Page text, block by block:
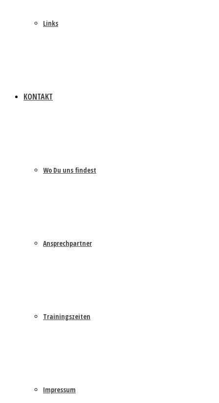
Links
KONTAKT
Wo Du uns findest
Ansprechpartner
Trainingszeiten
Impressum